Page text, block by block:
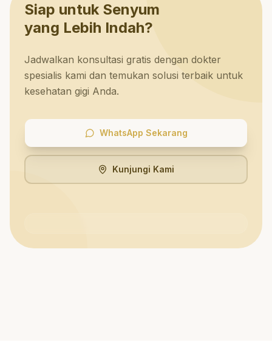
Siap untuk Senyum
yang Lebih Indah?
Jadwalkan konsultasi gratis dengan dokter
spesialis kami dan temukan solusi terbaik untuk
kesehatan gigi Anda.
WhatsApp Sekarang
Kunjungi Kami